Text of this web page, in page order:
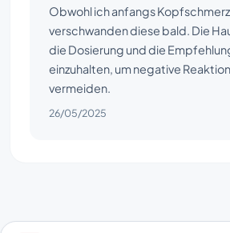
Obwohl ich anfangs
verschwanden diese bald. Die
die Dosierung und die
einzuhalten, um negative
vermeiden.
26/05/2025